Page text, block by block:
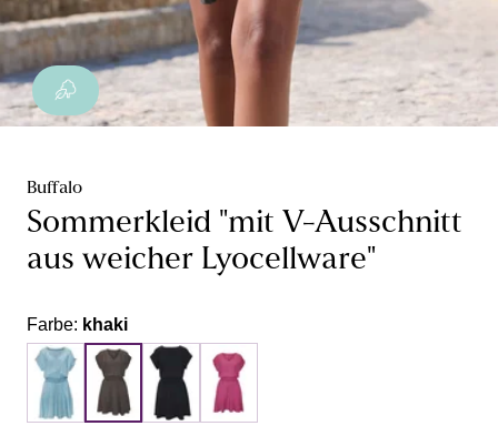
Buffalo
Sommerkleid "mit V-Ausschnitt
aus weicher Lyocellware"
Farbe: khaki